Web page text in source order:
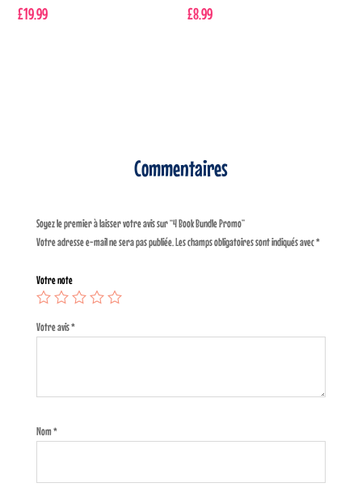
£19.99 £8.99
Commentaires
Soyez le premier à laisser votre avis sur “4 Book Bundle Promo”
Votre adresse e-mail ne sera pas publiée.Les champs obligatoires sont indiqués avec*
Votre note
Votre avis*
Nom*